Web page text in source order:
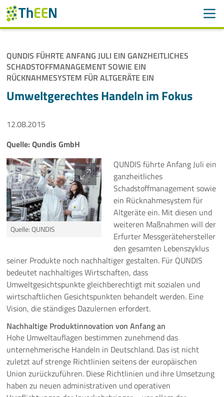
Navigation überspringen
ThEEN
Services
Mitglieder
Aktivitäten
Veranstaltungen
Aktuelles
Meldungen
Branchenmeldungen
Statements
Positionen
Jobs
Mediathek
Akkreditierung
QUNDIS FÜHRTE ANFANG JULI EIN GANZHEITLICHES
SCHADSTOFFMANAGEMENT SOWIE EIN
RÜCKNAHMESYSTEM FÜR ALTGERÄTE EIN
Umweltgerechtes Handeln im Fokus
12.08.2015
Quelle: Qundis GmbH
Quelle: QUNDIS
QUNDIS führte Anfang Juli ein
ganzheitliches
Schadstoffmanagement sowie
ein Rücknahmesystem für
Altgeräte ein. Mit diesen und
weiteren Maßnahmen will der
Erfurter Messgerätehersteller
den gesamten Lebenszyklus
seiner Produkte noch nachhaltiger gestalten. Für QUNDIS
bedeutet nachhaltiges Wirtschaften, dass
Umweltgesichtspunkte gleichberechtigt mit sozialen und
wirtschaftlichen Gesichtspunkten behandelt werden. Eine
Vision, die ständiges Dazulernen erfordert.
Nachhaltige Produktinnovation von Anfang an
Hohe Umweltauflagen bestimmen zunehmend das
unternehmerische Handeln in Deutschland. Das ist nicht
zuletzt auf strenge Richtlinien seitens der europäischen
Union zurückzuführen. Diese Richtlinien und ihre Umsetzung
haben zu neuen administrativen und operativen